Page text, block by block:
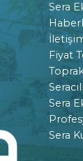
Sera
Fiyat
Sera
Sera